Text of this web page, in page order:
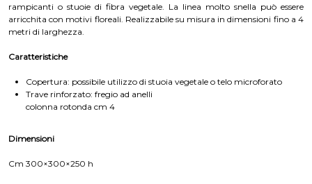
rampicanti o stuoie di fibra vegetale. La linea molto snella può essere
arricchita con motivi floreali. Realizzabile su misura in dimensioni fino a 4
metri di larghezza.
Caratteristiche
Copertura: possibile utilizzo di stuoia vegetale o telo microforato
Trave rinforzato: fregio ad anelli
colonna rotonda cm 4
Dimensioni
Cm 300×300×250 h